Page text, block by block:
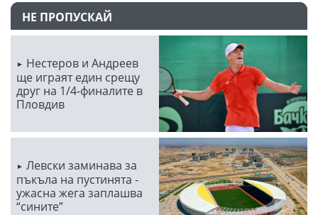
НЕ ПРОПУСКАЙ
Нестеров и Андреев
ще играят един срещу
друг на 1/4-финалите в
Пловдив
Левски заминава за
пъкъла на пустинята -
ужасна жега заплашва
“сините”